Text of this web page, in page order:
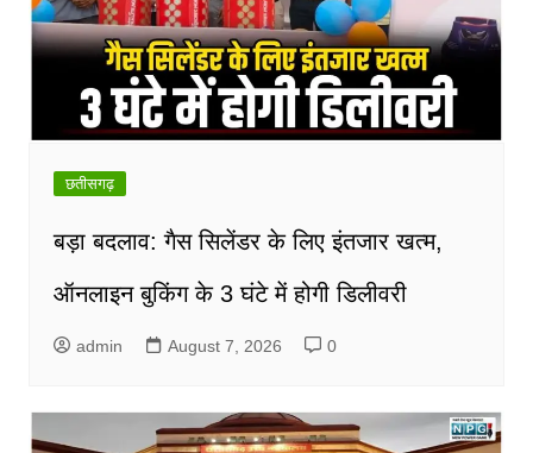
छतीसगढ़
बड़ा बदलाव: गैस सिलेंडर के लिए इंतजार खत्म,
ऑनलाइन बुकिंग के 3 घंटे में होगी डिलीवरी
admin August 7, 2026 0